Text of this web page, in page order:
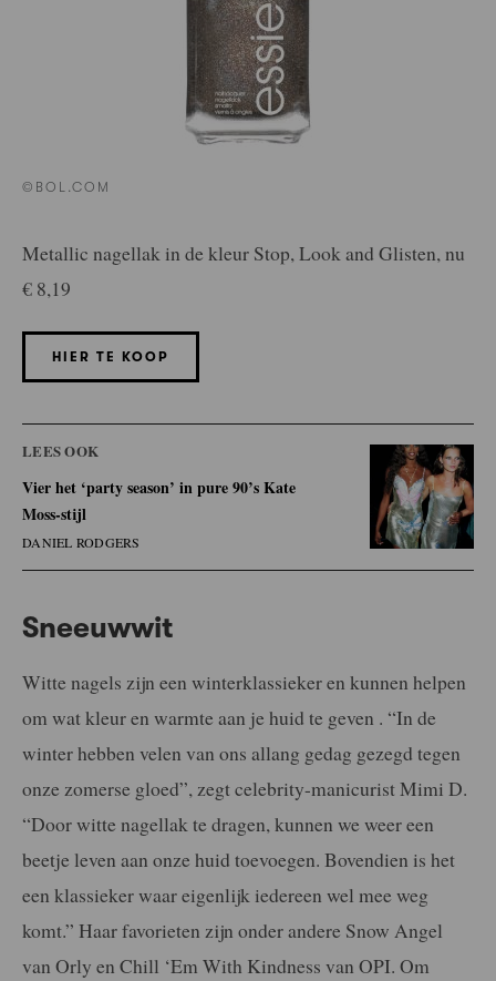
©BOL.COM
Metallic nagellak in de kleur Stop, Look and Glisten, nu
€ 8,19
HIER TE KOOP
LEES OOK
Vier het ‘party season’ in pure 90’s Kate
Moss-stijl
DANIEL RODGERS
Sneeuwwit
Witte nagels zijn een winterklassieker en kunnen helpen
om wat kleur en warmte aan je huid te geven . “In de
winter hebben velen van ons allang gedag gezegd tegen
onze zomerse gloed”, zegt celebrity-manicurist Mimi D.
“Door witte nagellak te dragen, kunnen we weer een
beetje leven aan onze huid toevoegen. Bovendien is het
een klassieker waar eigenlijk iedereen wel mee weg
komt.” Haar favorieten zijn onder andere Snow Angel
van Orly en Chill ‘Em With Kindness van OPI. Om